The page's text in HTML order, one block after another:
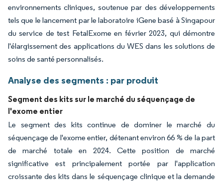
environnements cliniques, soutenue par des développements
tels que le lancement par le laboratoire iGene basé à Singapour
du service de test FetalExome en février 2023, qui démontre
l'élargissement des applications du WES dans les solutions de
soins de santé personnalisés.
Analyse des segments : par produit
Segment des kits sur le marché du séquençage de
l'exome entier
Le segment des kits continue de dominer le marché du
séquençage de l'exome entier, détenant environ 66 % de la part
de marché totale en 2024. Cette position de marché
significative est principalement portée par l'application
croissante des kits dans le séquençage clinique et la demande